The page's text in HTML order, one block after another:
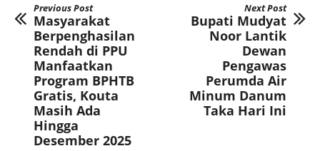
Previous Post
Masyarakat
Berpenghasilan
Rendah di PPU
Manfaatkan
Program BPHTB
Gratis, Kouta
Masih Ada
Hingga
Desember 2025
Next Post
Bupati Mudyat
Noor Lantik
Dewan
Pengawas
Perumda Air
Minum Danum
Taka Hari Ini